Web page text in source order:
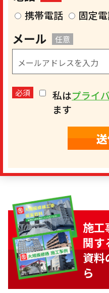
携帯電話 固定
メール 任意
必須 私はプライ
ます
施工
関す
資料
ら